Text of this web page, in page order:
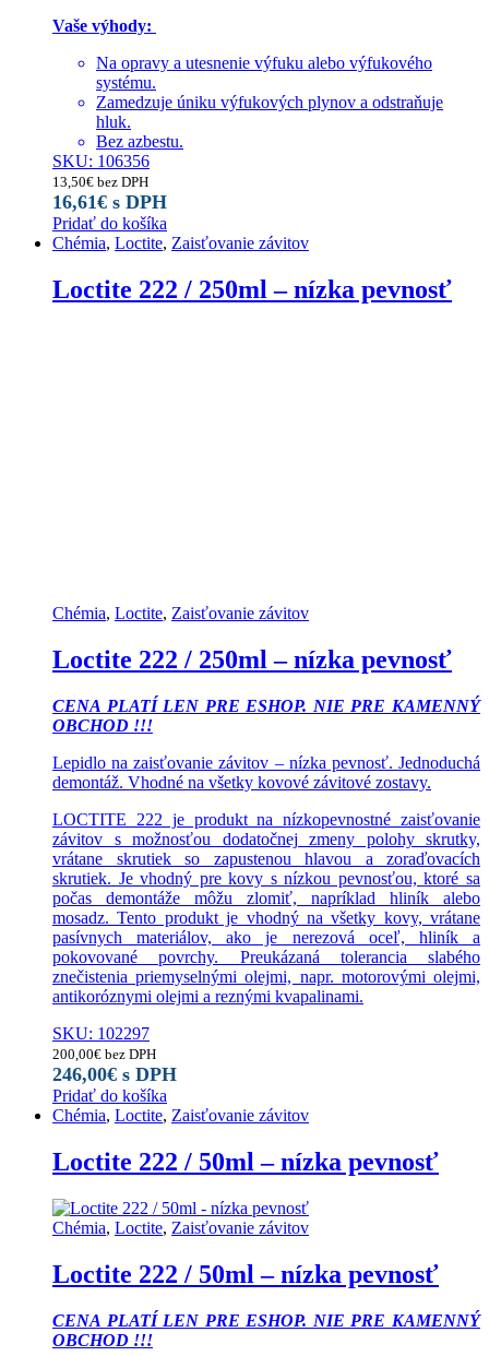
Vaše výhody:
Na opravy a utesnenie výfuku alebo výfukového
systému.
Zamedzuje úniku výfukových plynov a odstraňuje
hluk.
Bez azbestu.
SKU: 106356
13,50€ bez DPH
16,61€ s DPH
Pridať do košíka
Chémia, Loctite, Zaisťovanie závitov
Loctite 222 / 250ml – nízka pevnosť
Chémia, Loctite, Zaisťovanie závitov
Loctite 222 / 250ml – nízka pevnosť
CENA PLATÍ LEN PRE ESHOP. NIE PRE KAMENNÝ
OBCHOD !!!
Lepidlo na zaisťovanie závitov – nízka pevnosť. Jednoduchá
demontáž. Vhodné na všetky kovové závitové zostavy.
LOCTITE 222 je produkt na nízkopevnostné zaisťovanie
závitov s možnosťou dodatočnej zmeny polohy skrutky,
vrátane skrutiek so zapustenou hlavou a zoraďovacích
skrutiek. Je vhodný pre kovy s nízkou pevnosťou, ktoré sa
počas demontáže môžu zlomiť, napríklad hliník alebo
mosadz. Tento produkt je vhodný na všetky kovy, vrátane
pasívnych materiálov, ako je nerezová oceľ, hliník a
pokovované povrchy. Preukázaná tolerancia slabého
znečistenia priemyselnými olejmi, napr. motorovými olejmi,
antikoróznymi olejmi a reznými kvapalinami.
SKU: 102297
200,00€ bez DPH
246,00€ s DPH
Pridať do košíka
Chémia, Loctite, Zaisťovanie závitov
Loctite 222 / 50ml – nízka pevnosť
Chémia, Loctite, Zaisťovanie závitov
Loctite 222 / 50ml – nízka pevnosť
CENA PLATÍ LEN PRE ESHOP. NIE PRE KAMENNÝ
OBCHOD !!!